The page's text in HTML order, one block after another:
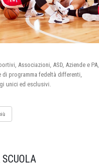
Associazioni, ASD, Aziende e PA,
programma fedeltà differenti,
unici ed esclusivi.